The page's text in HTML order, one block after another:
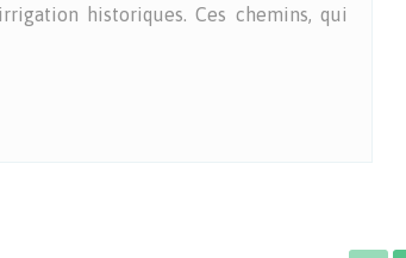
historiques. Ces chemins, qui